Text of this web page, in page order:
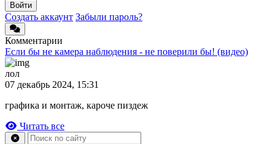
Войти
Создать аккаунт Забыли пароль?
Комментарии
Если бы не камера наблюдения - не поверили бы! (видео)
лол
07 декабрь 2024, 15:31
графика и монтаж, кароче пиздеж
Читать все